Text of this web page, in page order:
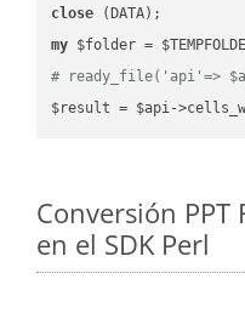
close
my $folder =
# ready_file('api'=>
$result = $api-
Conversión PPT
en el SDK Perl